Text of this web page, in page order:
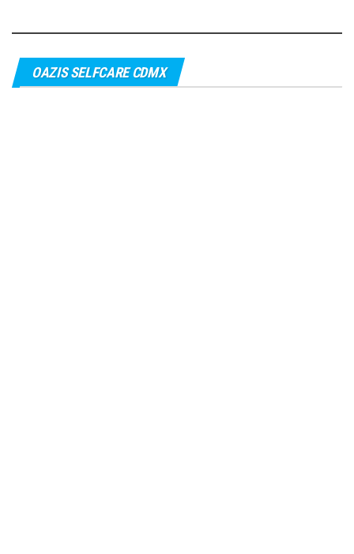
OAZIS SELFCARE CDMX